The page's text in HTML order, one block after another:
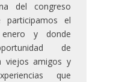
del congreso
el
y donde
de
viejos amigos y
que